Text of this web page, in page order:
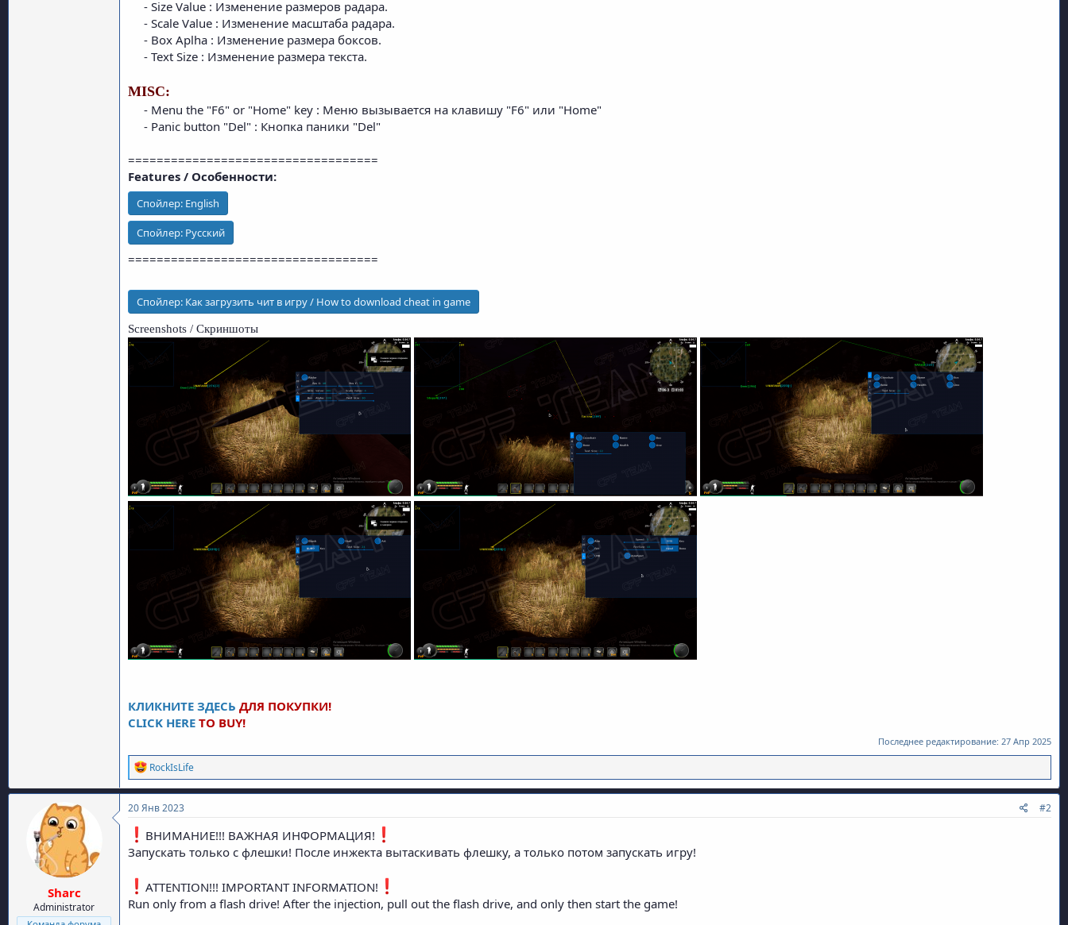
- Size Value : Изменение размеров радара.​
- Scale Value : Изменение масштаба радара.​
- Box Aplha : Изменение размера боксов.​
- Text Size : Изменение размера текста.​
MISC:
- Menu the "F6" or "Home" key : Меню вызывается на клавишу "F6" или "Home"​
- Panic button "Del" : Кнопка паники "Del"​
===================================
Features / Особенности:
Спойлер: English
Спойлер: Русский
===================================
Спойлер: Как загрузить чит в игру / How to download cheat in game
Screenshots / Скриншоты
КЛИКНИТЕ ЗДЕСЬ ДЛЯ ПОКУПКИ!
CLICK HERE TO BUY!
Последнее редактирование: 27 Апр 2025
Р
е
а
к
и
и
:
RockIsLife
Sharc
Administrator
20 Янв 2023 #2
️ВНИМАНИЕ!!! ВАЖНАЯ ИНФОРМАЦИЯ!
Запускать только с флешки! После инжекта вытаскивать флешку, а только потом запускать игру!
️ATTENTION!!! IMPORTANT INFORMATION!
Run only from a flash drive! After the injection, pull out the flash drive, and only then start the game!